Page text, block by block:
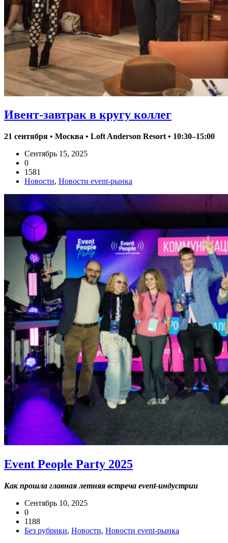
Ивент-завтрак в кругу коллег
21 сентября • Москва • Loft Anderson Resort • 10:30–15:00
Сентябрь 15, 2025
0
1581
Новости, Новости event-рынка
Event People Party 2025
Как прошла главная летняя встреча event-индустрии
Сентябрь 10, 2025
0
1188
Без рубрики, Новости, Новости event-рынка